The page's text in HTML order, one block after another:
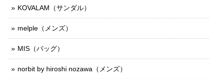
KOVALAM（サンダル）
melple（メンズ）
MIS（バッグ）
norbit by hiroshi nozawa（メンズ）